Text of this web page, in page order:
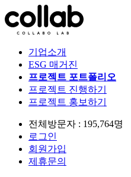
기업소개
ESG 매거진
프로젝트 포트폴리오
프로젝트 진행하기
프로젝트 홍보하기
전체방문자 : 195,764명
로그인
회원가입
제휴문의